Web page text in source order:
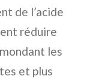
de l’acide
réduire
les
et plus